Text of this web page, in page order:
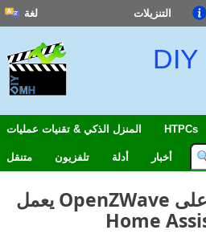
التنزيلات لغة
DIY
المنزل الذكي & تقنيات عمليات HTPCs
متنقل تلفزيون أدلة أخبار
الحصول على OpenZWave يعمل